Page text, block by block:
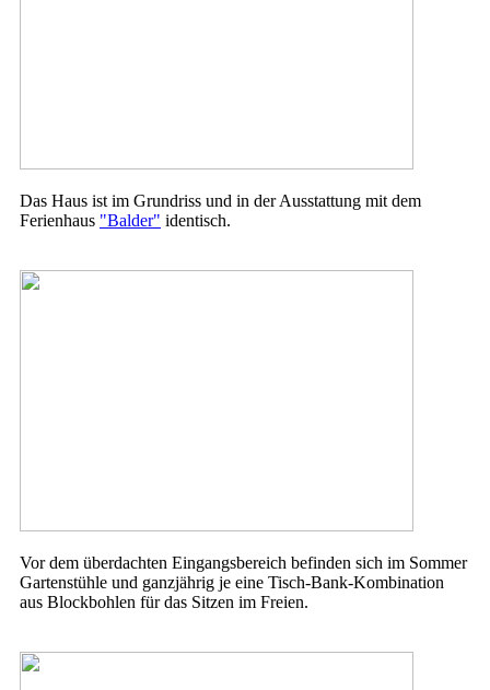
Das Haus ist im Grundriss und in der Ausstattung mit dem
Ferienhaus "Balder" identisch.
Vor dem überdachten Eingangsbereich befinden sich im Sommer
Gartenstühle und ganzjährig je eine Tisch-Bank-Kombination
aus Blockbohlen für das Sitzen im Freien.